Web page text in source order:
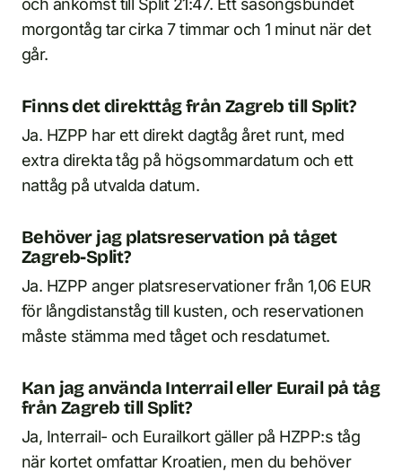
och ankomst till Split 21:47. Ett säsongsbundet
morgontåg tar cirka 7 timmar och 1 minut när det
går.
Finns det direkttåg från Zagreb till Split?
Ja. HZPP har ett direkt dagtåg året runt, med
extra direkta tåg på högsommardatum och ett
nattåg på utvalda datum.
Behöver jag platsreservation på tåget
Zagreb-Split?
Ja. HZPP anger platsreservationer från 1,06 EUR
för långdistanståg till kusten, och reservationen
måste stämma med tåget och resdatumet.
Kan jag använda Interrail eller Eurail på tåg
från Zagreb till Split?
Ja, Interrail- och Eurailkort gäller på HZPP:s tåg
när kortet omfattar Kroatien, men du behöver